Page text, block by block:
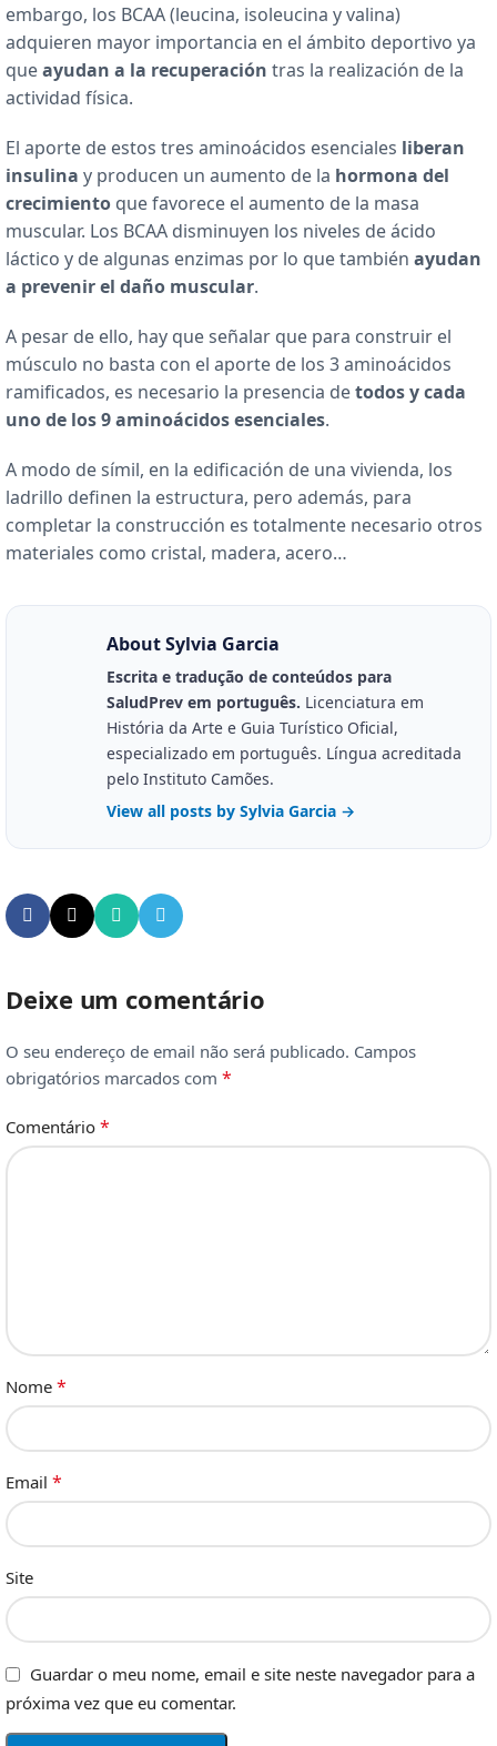
embargo, los BCAA (leucina, isoleucina y valina)
adquieren mayor importancia en el ámbito deportivo ya
queayudan a la recuperación tras la realización de la
actividad física.
El aporte de estos tres aminoácidos esenciales liberan
insulina y producen un aumento de la hormona del
crecimiento que favorece el aumento de la masa
muscular. Los BCAA disminuyen los niveles de ácido
láctico y de algunas enzimas por lo que también ayudan
a prevenir el daño muscular.
A pesar de ello, hay que señalar que para construir el
músculo no basta con el aporte de los 3 aminoácidos
ramificados, es necesario la presencia detodos y cada
uno de los 9 aminoácidos esenciales.
A modo de símil, en la edificación de una vivienda, los
ladrillo definen la estructura, pero además, para
completar la construcción es totalmente necesario otros
materiales como cristal, madera, acero…
About Sylvia Garcia
Escrita e tradução de conteúdos para
SaludPrev em português. Licenciatura em
História da Arte e Guia Turístico Oficial,
especializado em português. Língua acreditada
pelo Instituto Camões.
View all posts by Sylvia Garcia →
Deixe um comentário
O seu endereço de email não será publicado. Campos
obrigatórios marcados com *
Comentário *
Nome *
Email *
Site
Guardar o meu nome, email e site neste navegador para a
próxima vez que eu comentar.